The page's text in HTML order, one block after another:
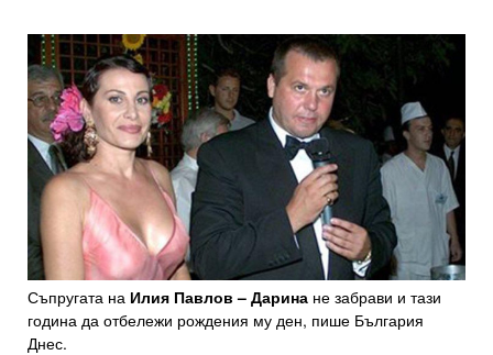
Съпругата на Илия Павлов – Дарина не забрави и тази
година да отбележи рождения му ден, пише България
Днес.